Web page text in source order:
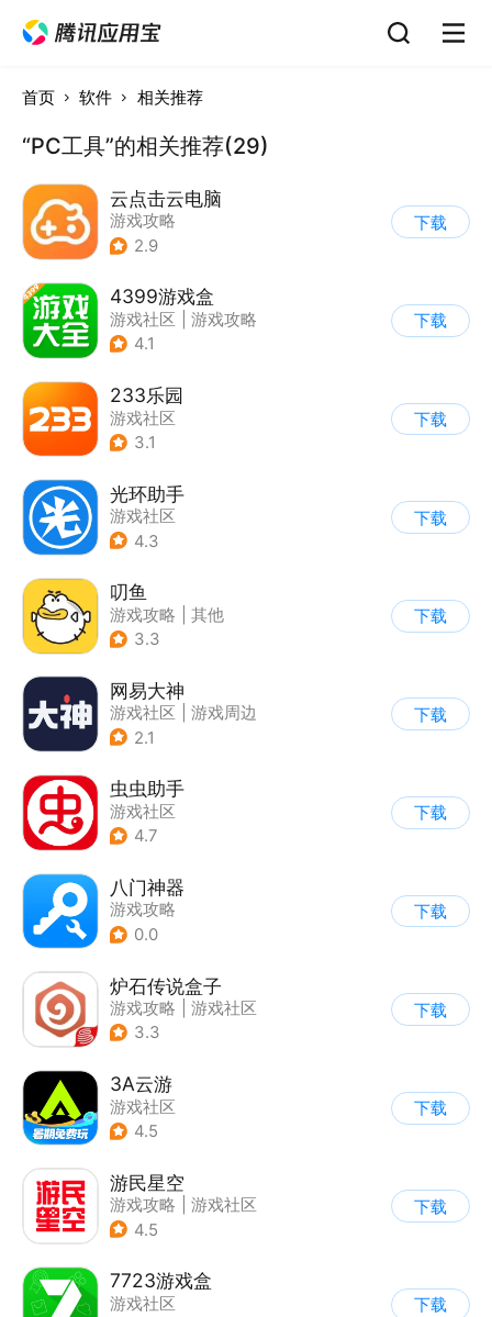
首页 软件 相关推荐
“PC工具”的相关推荐(29)
云点击云电脑
游戏攻略
2.9
下载
4399游戏盒
游戏社区
游戏攻略
4.1
下载
233乐园
游戏社区
3.1
下载
光环助手
游戏社区
4.3
下载
叨鱼
游戏攻略
其他
3.3
下载
网易大神
游戏社区
游戏周边
2.1
下载
虫虫助手
游戏社区
4.7
下载
八门神器
游戏攻略
0.0
下载
炉石传说盒子
游戏攻略
游戏社区
3.3
下载
3A云游
游戏社区
4.5
下载
游民星空
游戏攻略
游戏社区
4.5
下载
7723游戏盒
游戏社区
下载